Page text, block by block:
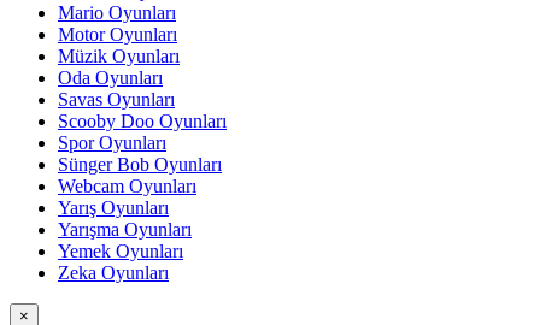
Mario Oyunları
Motor Oyunları
Müzik Oyunları
Oda Oyunları
Savas Oyunları
Scooby Doo Oyunları
Spor Oyunları
Sünger Bob Oyunları
Webcam Oyunları
Yarış Oyunları
Yarışma Oyunları
Yemek Oyunları
Zeka Oyunları
×